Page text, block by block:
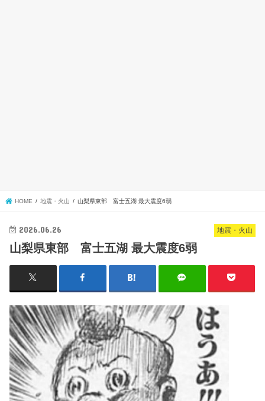
HOME 地震・火山 山梨県東部 富士五湖 最大震度6弱
地震・火山
2026.06.26
山梨県東部 富士五湖 最大震度6弱